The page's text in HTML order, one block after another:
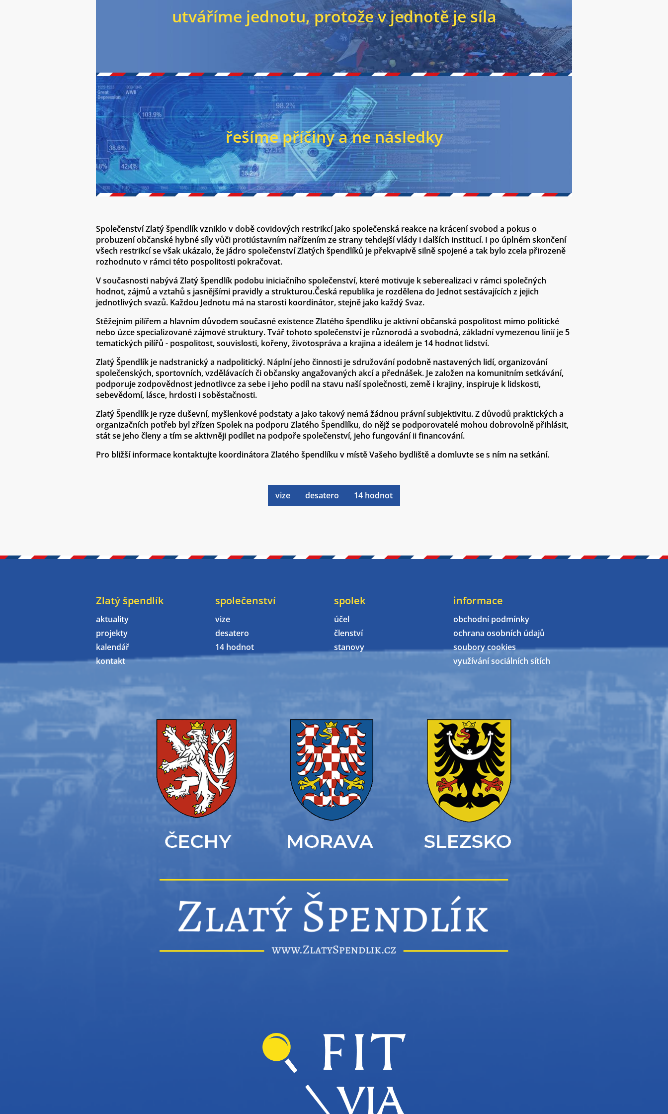
utváříme jednotu, protože v jednotě je síla
řešíme příčiny a ne následky
Společenství Zlatý špendlík vzniklo v době covidových restrikcí jako společenská reakce na krácení svobod a pokus o
probuzení občanské hybné síly vůči protiústavním nařízením ze strany tehdejší vlády i dalších institucí. I po úplném skončení
všech restrikcí se však ukázalo, že jádro společenství Zlatých špendlíků je překvapivě silně spojené a tak bylo zcela přirozeně
rozhodnuto v rámci této pospolitosti pokračovat.
V současnosti nabývá Zlatý špendlík podobu iniciačního společenství, které motivuje k seberealizaci v rámci společných
hodnot, zájmů a vztahů s jasnějšími pravidly a strukturou.Česká republika je rozdělena do Jednot sestávajících z jejich
jednotlivých svazů. Každou Jednotu má na starosti koordinátor, stejně jako každý Svaz.
Stěžejním pilířem a hlavním důvodem současné existence Zlatého špendlíku je aktivní občanská pospolitost mimo politické
nebo úzce specializované zájmové struktury. Tvář tohoto společenství je různorodá a svobodná, základní vymezenou linií je 5
tematických pilířů - pospolitost, souvislosti, kořeny, životospráva a krajina a ideálem je 14 hodnot lidství.
Zlatý Špendlík je nadstranický a nadpolitický. Náplní jeho činnosti je sdružování podobně nastavených lidí, organizování
společenských, sportovních, vzdělávacích či občansky angažovaných akcí a přednášek. Je založen na komunitním setkávání,
podporuje zodpovědnost jednotlivce za sebe i jeho podíl na stavu naší společnosti, země i krajiny, inspiruje k lidskosti,
sebevědomí, lásce, hrdosti i soběstačnosti.
Zlatý Špendlík je ryze duševní, myšlenkové podstaty a jako takový nemá žádnou právní subjektivitu. Z důvodů praktických a
organizačních potřeb byl zřízen Spolek na podporu Zlatého Špendlíku, do nějž se podporovatelé mohou dobrovolně přihlásit,
stát se jeho členy a tím se aktivněji podílet na podpoře společenství, jeho fungování ii financování.
Pro bližší informace kontaktujte koordinátora Zlatého špendlíku v místě Vašeho bydliště a domluvte se s ním na setkání.
vize desatero 14 hodnot
Zlatý špendlík
aktuality
projekty
kalendář
kontakt
společenství
vize
desatero
14 hodnot
spolek
účel
členství
stanovy
informace
obchodní podmínky
ochrana osobních údajů
soubory cookies
využívání sociálních sítích